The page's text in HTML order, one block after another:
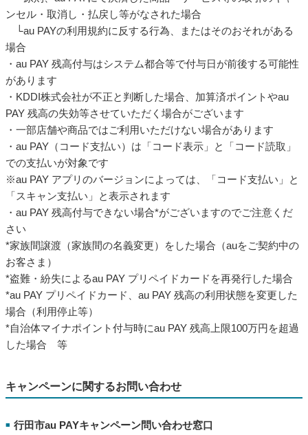
ンセル・取消し・払戻し等がなされた場合
└au PAYの利用規約に反する行為、またはそのおそれがある
場合
・au PAY 残高付与はシステム都合等で付与日が前後する可能性
があります
・KDDI株式会社が不正と判断した場合、加算済ポイントやau
PAY 残高の失効等させていただく場合がございます
・一部店舗や商品ではご利用いただけない場合があります
・au PAY（コード支払い）は「コード表示」と「コード読取」
での支払いが対象です
※au PAY アプリのバージョンによっては、「コード支払い」と
「スキャン支払い」と表示されます
・au PAY 残高付与できない場合*がございますのでご注意くだ
さい
*家族間譲渡（家族間の名義変更）をした場合（auをご契約中の
お客さま）
*盗難・紛失によるau PAY プリペイドカードを再発行した場合
*au PAY プリペイドカード、au PAY 残高の利用状態を変更した
場合（利用停止等）
*自治体マイナポイント付与時にau PAY 残高上限100万円を超過
した場合 等
キャンペーンに関するお問い合わせ
■ 行田市au PAYキャンペーン問い合わせ窓口